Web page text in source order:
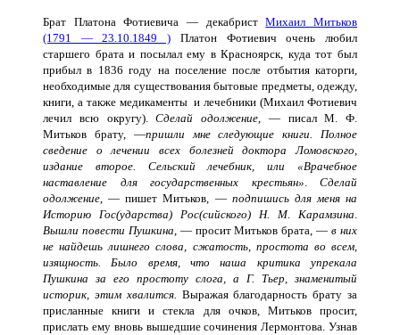
Брат Платона Фотиевича — декабристМихаил Митьков
(1791 — 23.10.1849 ) Платон Фотиевич очень любил
старшего брата и посылал ему в Красноярск, куда тот был
прибыл в 1836 году на поселение после отбытия каторги,
необходимые для существования бытовые предметы, одежду,
книги, а также медикаменты и лечебники (Михаил Фотиевич
лечил всю округу).Сделай одолжение, — писал М. Ф.
Митьков брату, —пришли мне следующие книги. Полное
сведение о лечении всех болезней доктора Ломовского,
издание второе. Сельский лечебник, или «Врачебное
наставление для государственных крестьян». Сделай
одолжение, — пишет Митьков, — подпишись для меня на
Историю Гос(ударства) Рос(сийского) Н. М. Карамзина.
Вышли повести Пушкина, — просит Митьков брата, —в них
не найдешь лишнего слова, сжатость, простота во всем,
изящность. Было время, что наша критика упрекала
Пушкина за его простоту слога, а Г. Тьер, знаменитый
историк, этим хвалится. Выражая благодарность брату за
присланные книги и стекла для очков, Митьков просит,
прислать ему вновь вышедшие сочинения Лермонтова. Узнав